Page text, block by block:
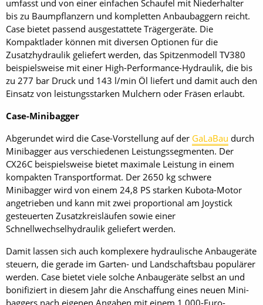
umfasst und von einer einfachen Schaufel mit Niederhalter
bis zu Baumpflanzern und kompletten Anbaubaggern reicht.
Case bietet passend ausgestattete Trägergeräte. Die
Kompaktlader können mit diversen Optionen für die
Zusatzhydraulik geliefert werden, das Spitzenmodell TV380
beispielsweise mit einer High-Performance-Hydraulik, die bis
zu 277 bar Druck und 143 l/min Öl liefert und damit auch den
Einsatz von leistungsstarken Mulchern oder Fräsen erlaubt.
Case-Minibagger
Abgerundet wird die Case-Vorstellung auf der GaLaBau durch
Minibagger aus verschiedenen Leistungssegmenten. Der
CX26C beispielsweise bietet maximale Leistung in einem
kompakten Transportformat. Der 2650 kg schwere
Minibagger wird von einem 24,8 PS starken Kubota-Motor
angetrieben und kann mit zwei proportional am Joystick
gesteuerten Zusatzkreisläufen sowie einer
Schnellwechselhydraulik geliefert werden.
Damit lassen sich auch komplexere hydraulische Anbaugeräte
steuern, die gerade im Garten- und Landschaftsbau populärer
werden. Case bietet viele solche Anbaugeräte selbst an und
bonifiziert in diesem Jahr die Anschaffung eines neuen Mini­
baggers nach eigenen Angaben mit einem 1 000-Euro-